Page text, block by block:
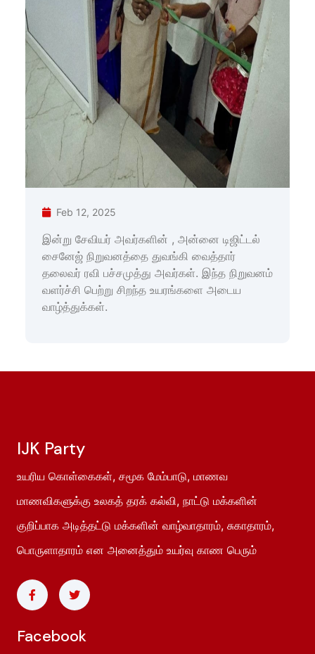
Feb 12, 2025
இன்று சேவியர் அவர்களின் , அன்னை டிஜிட்டல்
சைனேஜ் நிறுவனத்தை துவங்கி வைத்தார்
தலைவர் ரவி பச்சமுத்து அவர்கள். இந்த நிறுவனம்
வளர்ச்சி பெற்று சிறந்த உயரங்களை அடைய
வாழ்த்துக்கள்.
IJK Party
உயரிய கொள்கைகள், சமூக மேம்பாடு, மாணவ
மாணவிகளுக்கு உலகத் தரக் கல்வி, நாட்டு மக்களின்
குறிப்பாக அடித்தட்டு மக்களின் வாழ்வாதாரம், சுகாதாரம்,
பொருளாதாரம் என அனைத்தும் உயர்வு காண பெரும்
Facebook